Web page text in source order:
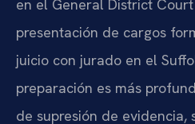
en el General District
presentación de cargos
juicio con jurado en el
preparación es más
de supresión de